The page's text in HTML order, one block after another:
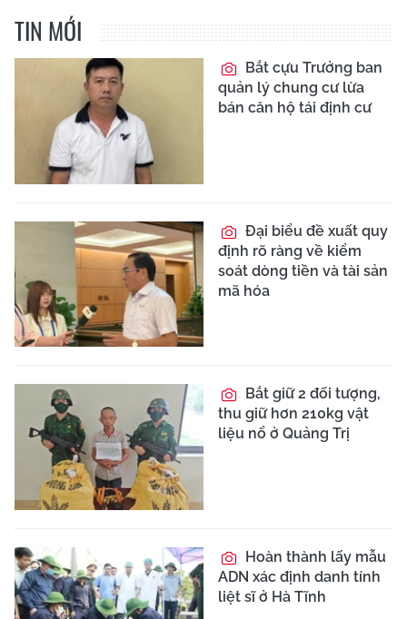
TIN MỚI
Bắt cựu Trưởng ban
quản lý chung cư lừa
bán căn hộ tái định cư
Đại biểu đề xuất quy
định rõ ràng về kiểm
soát dòng tiền và tài sản
mã hóa
Bắt giữ 2 đối tượng,
thu giữ hơn 210kg vật
liệu nổ ở Quảng Trị
Hoàn thành lấy mẫu
ADN xác định danh tính
liệt sĩ ở Hà Tĩnh